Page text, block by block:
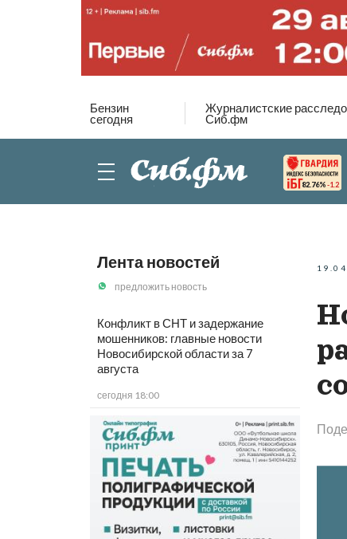
Бензин
сегодня
Журналистские
Сиб.фм
82.76% -1.2
Лента новостей
предложить новость
Конфликт в СНТ и задержание
мошенников: главные новости
Новосибирской области за 7
августа
сегодня 18:00